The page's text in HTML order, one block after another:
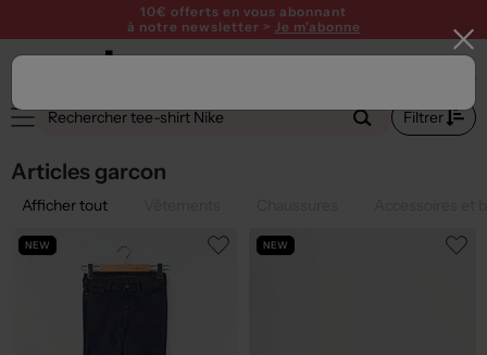
10€ offerts en vous abonnant
à notre newsletter > Je m'abonne
Filtrer
Articles garcon
Afficher tout
NEW NEW